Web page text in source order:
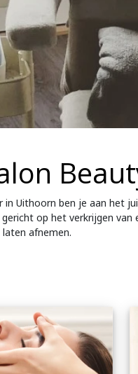
Uithoorn ben je aan het
op het verkrijgen
afnemen.